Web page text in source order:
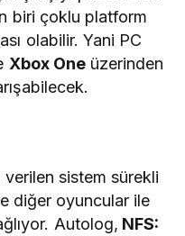
biri çoklu platform
olabilir. Yani PC
Xbox Oneüzerinden
sistem sürekli
diğer oyuncular ile
Autolog, NFS: